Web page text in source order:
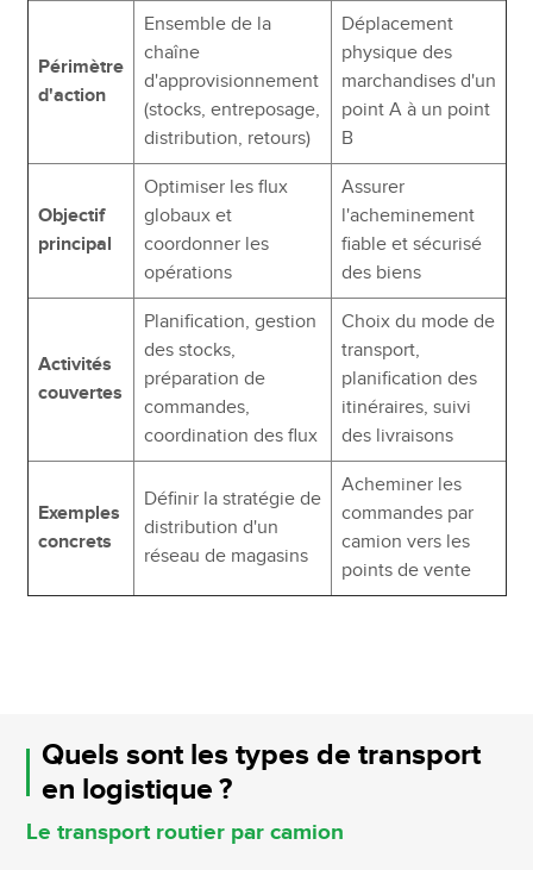
Périmètre
d'action
Ensemble de la
chaîne
d'approvisionnement
(stocks, entreposage,
distribution, retours)
Déplacement
physique des
marchandises d'un
point A à un point
B
Objectif
principal
Optimiser les flux
globaux et
coordonner les
opérations
Assurer
l'acheminement
fiable et sécurisé
des biens
Activités
couvertes
Planification, gestion
des stocks,
préparation de
commandes,
coordination des flux
Choix du mode de
transport,
planification des
itinéraires, suivi
des livraisons
Exemples
concrets
Définir la stratégie de
distribution d'un
réseau de magasins
Acheminer les
commandes par
camion vers les
points de vente
Quels sont les types de transport
en logistique ?
Le transport routier par camion